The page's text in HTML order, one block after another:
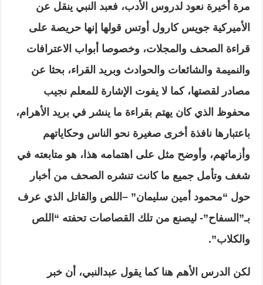
مرة أخيرة نعود لدروس الأدب، فعبد النبي ينقل عن
الأميركية جويس كارول أوتس قولها إنها حريصة على
قراءة الصحف والمجلات، وخصوصا أبواب الاعترافات
والنميمة والشائعات والحوادث وبريد القراء، بحثا عن
مصادر لقصتها، كما لا يفوت الإشارة للمعلم نجيب
محفوظ الذي كان يهتم بقراءة ما ينشر في بريد الأهرام،
باعتبارها نافذة أخرى صغيرة نحو الناس وحكاياتهم
وأزماتهم، وأوضح مثل على اهتمامه هذا، هو متابعته في
شغف وتأمل جميع ما كانت تنشره الصحف من أخبار
حول “محمود أمين سليمان” –اللص والقاتل الذي عرف
بـ”السفاح”- ليصنع من تلك القصاصات تحفته “اللص
والكلاب”.
لكن الدرس الأهم هنا كما يقول عبدالنبي، أن خبر